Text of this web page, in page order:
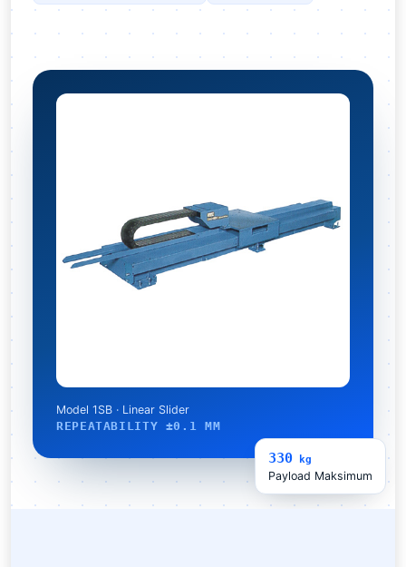
Model 1SB · Linear Slider
REPEATABILITY ±0.1 MM
330 kg
Payload Maksimum